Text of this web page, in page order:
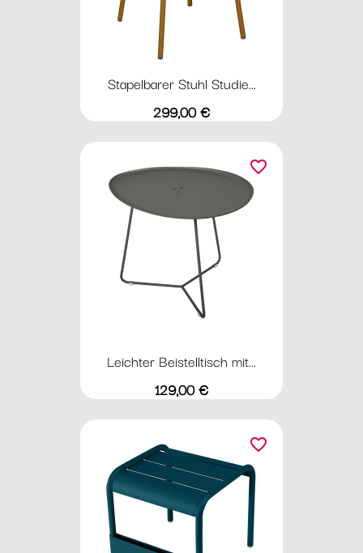
Stapelbarer Stuhl Studie...
Preis
299,00 €
Leichter Beistelltisch mit...
Preis
129,00 €
favorite_border
favorite_border